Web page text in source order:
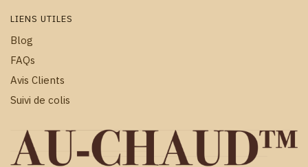
LIENS UTILES
Blog
FAQs
Avis Clients
Suivi de colis